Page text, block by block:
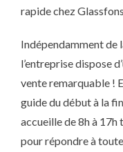
rapide chez
Indépendamment de
l’entreprise dispose
vente remarquable !
guide du début à la
accueille de 8h à 17h
pour répondre à